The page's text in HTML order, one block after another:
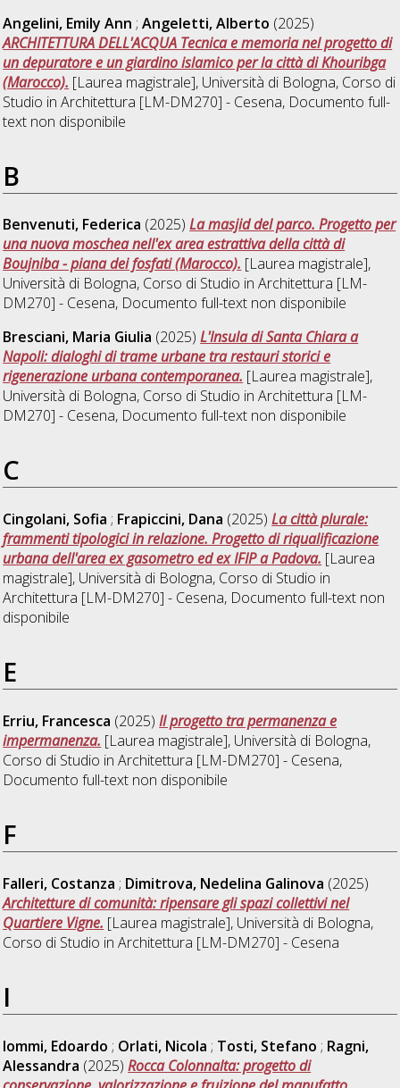
Angelini, Emily Ann ;Angeletti, Alberto (2025)
ARCHITETTURA DELL'ACQUA Tecnica e memoria nel progetto di
un depuratore e un giardino islamico per la città di Khouribga
(Marocco). [Laurea magistrale], Università di Bologna, Corso di
Studio inArchitettura [LM-DM270] - Cesena, Documento full-
text non disponibile
B
Benvenuti, Federica (2025)La masjid del parco. Progetto per
una nuova moschea nell'ex area estrattiva della città di
Boujniba - piana dei fosfati (Marocco). [Laurea magistrale],
Università di Bologna, Corso di Studio inArchitettura [LM-
DM270] - Cesena, Documento full-text non disponibile
Bresciani, Maria Giulia (2025)L'Insula di Santa Chiara a
Napoli: dialoghi di trame urbane tra restauri storici e
rigenerazione urbana contemporanea. [Laurea magistrale],
Università di Bologna, Corso di Studio inArchitettura [LM-
DM270] - Cesena, Documento full-text non disponibile
C
Cingolani, Sofia ; Frapiccini, Dana (2025)La città plurale:
frammenti tipologici in relazione. Progetto di riqualificazione
urbana dell'area ex gasometro ed ex IFIP a Padova. [Laurea
magistrale], Università di Bologna, Corso di Studio in
Architettura [LM-DM270] - Cesena, Documento full-text non
disponibile
E
Erriu, Francesca (2025)Il progetto tra permanenza e
impermanenza. [Laurea magistrale], Università di Bologna,
Corso di Studio inArchitettura [LM-DM270] - Cesena,
Documento full-text non disponibile
F
Falleri, Costanza ; Dimitrova, Nedelina Galinova (2025)
Architetture di comunità: ripensare gli spazi collettivi nel
Quartiere Vigne. [Laurea magistrale], Università di Bologna,
Corso di Studio inArchitettura [LM-DM270] - Cesena
I
Iommi, Edoardo ; Orlati, Nicola ; Tosti, Stefano ; Ragni,
Alessandra (2025)Rocca Colonnalta: progetto di